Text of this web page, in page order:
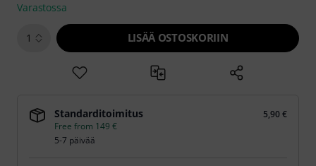
Varastossa
1 LISÄÄ OSTOSKORIIN
Standarditoimitus
5,90 €
Free from 149 €
5-7 päivää